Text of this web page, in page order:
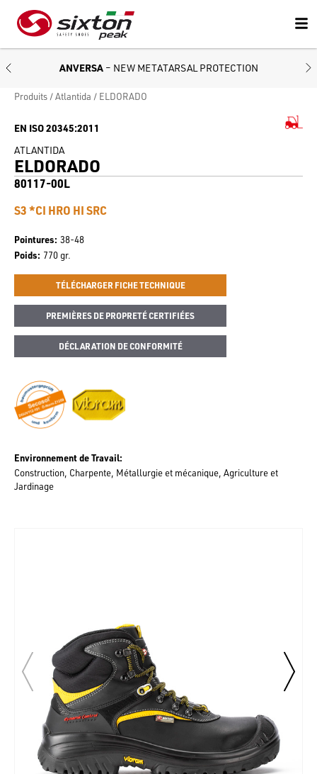
ANVERSA – NEW METATARSAL PROTECTION
Produits Atlantida ELDORADO
EN ISO 20345:2011
ATLANTIDA
ELDORADO
80117-00L
S3 *CI HRO HI SRC
Pointures 38-48
Poids 770 gr.
TÉLÉCHARGER FICHE TECHNIQUE
PREMIÈRES DE PROPRETÉ CERTIFIÉES
DÉCLARATION DE CONFORMITÉ
Environnement de Travail
Construction Charpente Métallurgie et mécanique Agriculture et
Jardinage